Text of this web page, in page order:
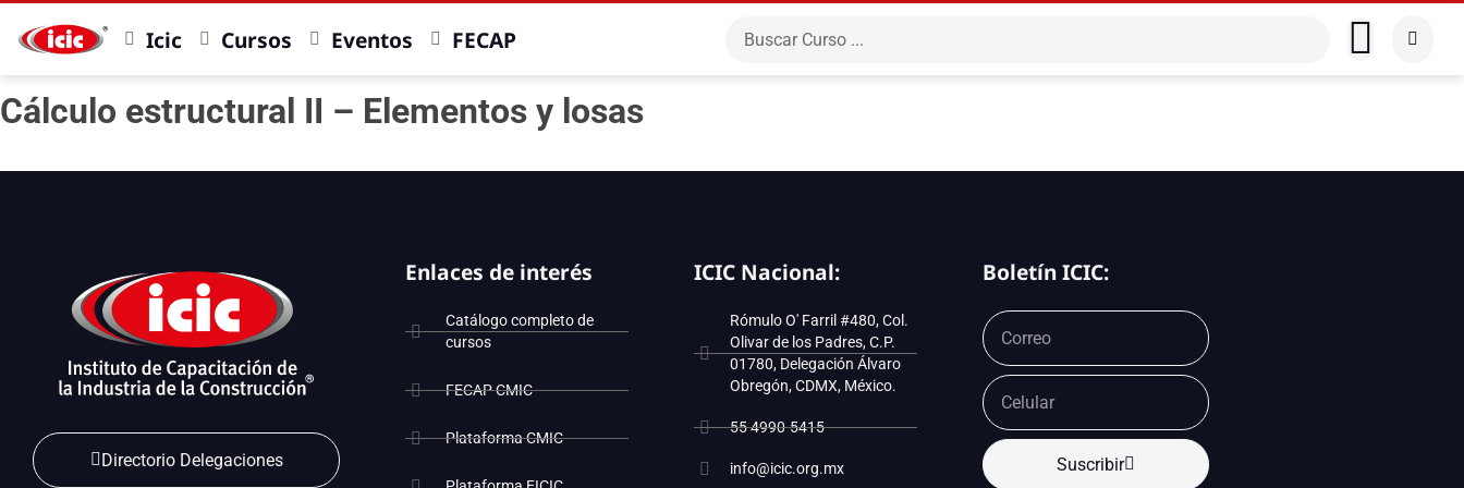
Icic Cursos Eventos FECAP
Cálculo estructural II – Elementos y losas
Directorio Delegaciones
Enlaces de interés
Catálogo completo de
cursos
FECAP CMIC
Plataforma CMIC
ICIC Nacional:
Rómulo O' Farril #480, Col.
Olivar de los Padres, C.P.
01780, Delegación Álvaro
Obregón, CDMX, México.
55 4990-5415
info@icic.org.mx
Boletín ICIC:
Suscribir